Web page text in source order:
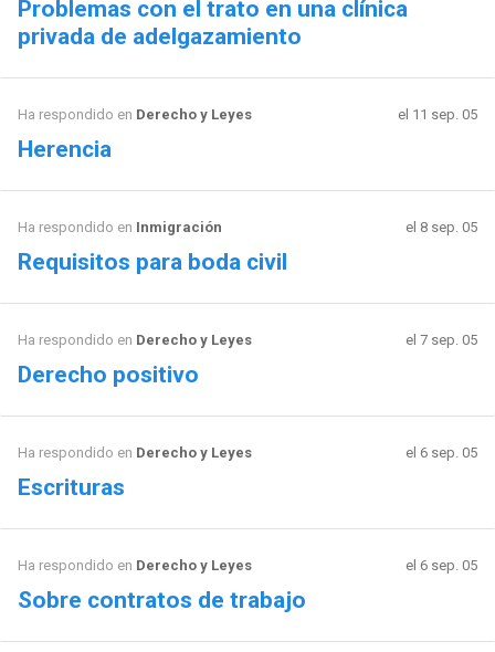
Problemas con el trato en una clínica
privada de adelgazamiento
Ha respondido en Derecho y Leyes el 11 sep. 05
Herencia
Ha respondido en Inmigración el 8 sep. 05
Requisitos para boda civil
Ha respondido en Derecho y Leyes el 7 sep. 05
Derecho positivo
Ha respondido en Derecho y Leyes el 6 sep. 05
Escrituras
Ha respondido en Derecho y Leyes el 6 sep. 05
Sobre contratos de trabajo